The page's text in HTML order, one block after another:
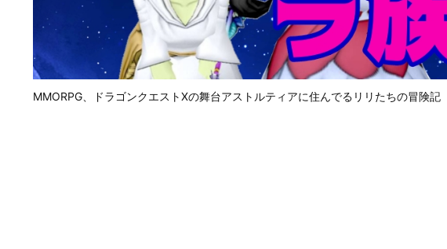
MMORPG、ドラゴンクエストⅩの舞台アストルティアに住んでるリリたちの冒険記